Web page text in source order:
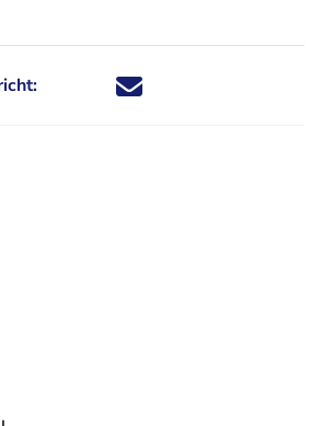
Deel dit nieuwsbericht via X -
Deel dit nieuwsbericht via
Deel dit nieuwsbericht
Deel dit